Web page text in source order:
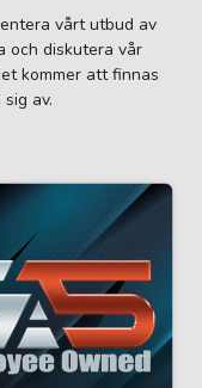
vårt utbud av
och diskutera vår
kommer att finnas
av.